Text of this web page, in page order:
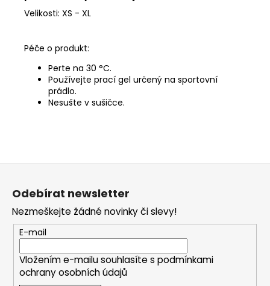
Velikosti: XS - XL
Péče o produkt:
Perte na 30 °C.
Používejte prací gel určený na sportovní
prádlo.
Nesušte v sušičce.
Z
Odebírat newsletter
Nezmeškejte žádné novinky či slevy!
E-mail
Vložením e-mailu souhlasíte s podmínkami
ochrany osobních údajů